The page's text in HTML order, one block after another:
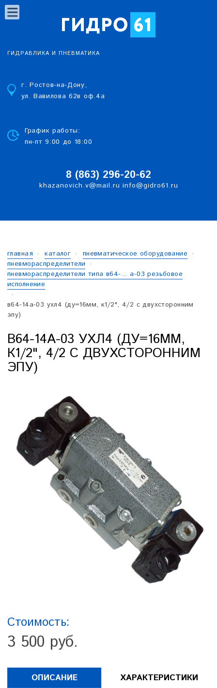
ГИДРАВЛИКА И ПНЕВМАТИКА
г. Ростов-на-Дону,
ул. Вавилова 62в оф.4а
График работы:
пн-пт 9:00 до 18:00
8 (863) 296-20-62
khazanovich.v@mail.ru info@gidro61.ru
главная каталог
пневматическое оборудование
пневмораспределители
пневмораспределители типа в64-... а-03 резьбовое
исполнение
в64-14а-03 ухл4 (ду=16мм, к1/2", 4/2 с двухсторонним
эпу)
В64-14А-03 УХЛ4 (ДУ=16ММ,
К1/2", 4/2 С ДВУХСТОРОННИМ
ЭПУ)
Стоимость:
3 500 руб.
ОПИСАНИЕ
ХАРАКТЕРИСТИКИ